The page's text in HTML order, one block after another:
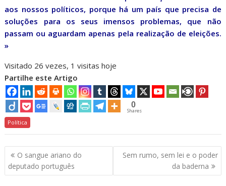
aos nossos políticos, porque há um país que precisa de
soluções para os seus imensos problemas, que não
passam ou aguardam apenas pela realização de eleições.
»
Visitado 26 vezes, 1 visitas hoje
Partilhe este Artigo
0
Shares
Política
Navegação
de
artigos
O sangue ariano do
deputado português
Sem rumo, sem lei e o poder
da baderna